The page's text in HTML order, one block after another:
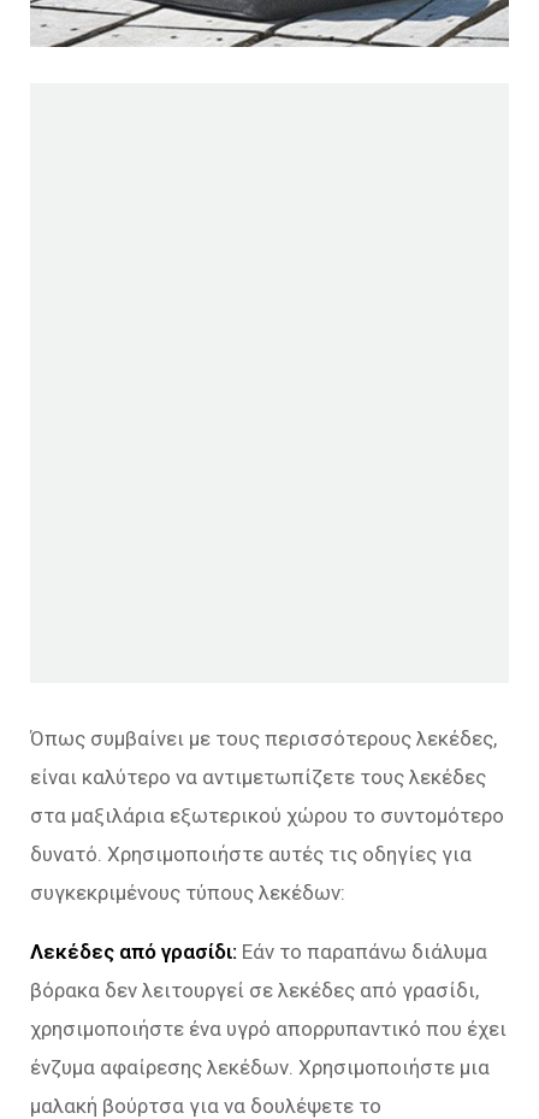
Όπως συμβαίνει με τους περισσότερους λεκέδες,
είναι καλύτερο να αντιμετωπίζετε τους λεκέδες
στα μαξιλάρια εξωτερικού χώρου το συντομότερο
δυνατό. Χρησιμοποιήστε αυτές τις οδηγίες για
συγκεκριμένους τύπους λεκέδων:
Λεκέδες από γρασίδι: Εάν το παραπάνω διάλυμα
βόρακα δεν λειτουργεί σε λεκέδες από γρασίδι,
χρησιμοποιήστε ένα υγρό απορρυπαντικό που έχει
ένζυμα αφαίρεσης λεκέδων. Χρησιμοποιήστε μια
μαλακή βούρτσα για να δουλέψετε το